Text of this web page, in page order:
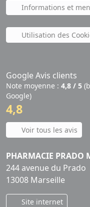
Informations et
Utilisation des
Google Avis clients
Note moyenne : 4,8 / 5
Google)
4,8
Voir tous les avis
PHARMACIE PRADO
244 avenue du Prado
13008 Marseille
Site internet